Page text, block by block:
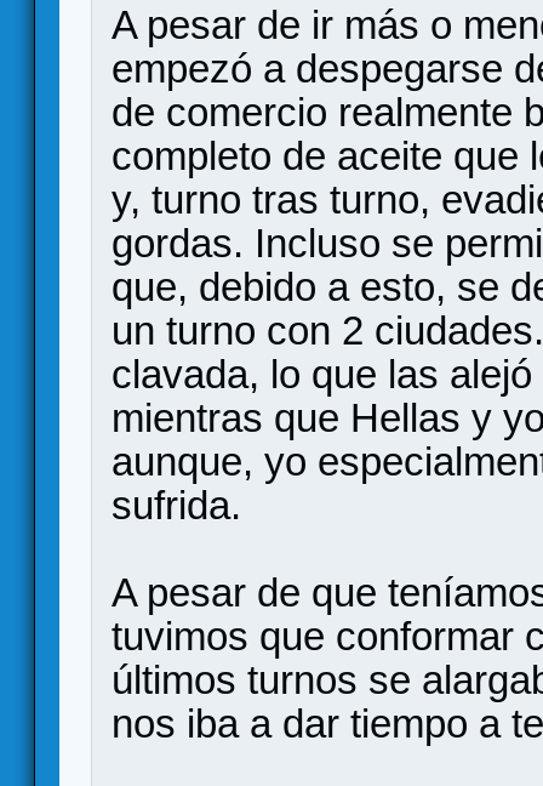
A pesar de ir más o
empezó a despegarse
de comercio realmente
completo de aceite que
y, turno tras turno,
gordas. Incluso se
que, debido a esto, se
un turno con 2
clavada, lo que las
mientras que Hellas y
aunque, yo
sufrida.
A pesar de que
tuvimos que conformar
últimos turnos se
nos iba a dar tiempo a